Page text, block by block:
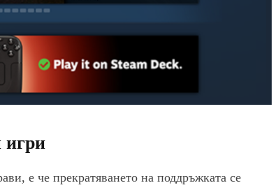
игри
е че прекратяването на поддръжката се